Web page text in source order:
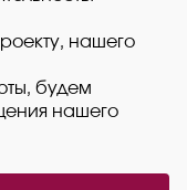
нашего
будем
нашего